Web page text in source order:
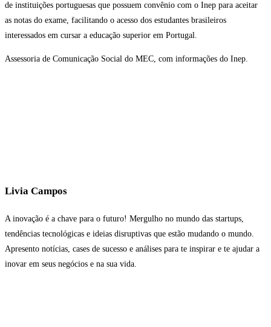
de instituições portuguesas que possuem convênio com o Inep para aceitar
as notas do exame, facilitando o acesso dos estudantes brasileiros
interessados em cursar a educação superior em Portugal.
Assessoria de Comunicação Social do MEC, com informações do Inep.
Livia Campos
A inovação é a chave para o futuro! Mergulho no mundo das startups,
tendências tecnológicas e ideias disruptivas que estão mudando o mundo.
Apresento notícias, cases de sucesso e análises para te inspirar e te ajudar a
inovar em seus negócios e na sua vida.